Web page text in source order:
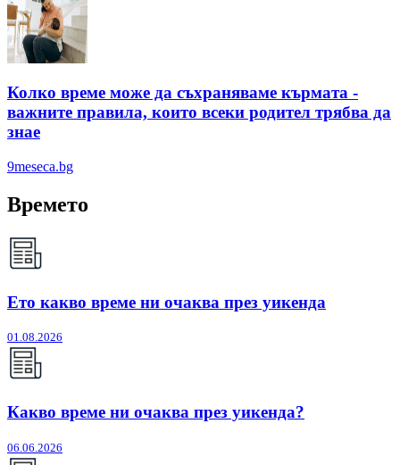
Колко време може да съхраняваме кърмата -
важните правила, които всеки родител трябва да
знае
9meseca.bg
Времето
Ето какво време ни очаква през уикенда
01.08.2026
Какво време ни очаква през уикенда?
06.06.2026